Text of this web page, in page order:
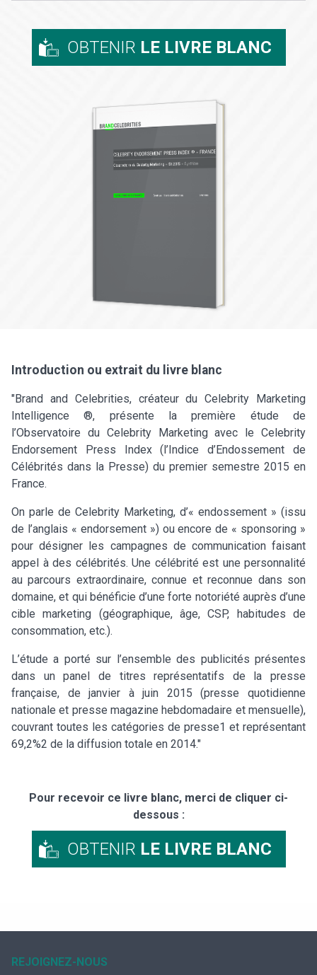
OBTENIR LE LIVRE BLANC
Introduction ou extrait du livre blanc
"Brand and Celebrities, créateur du Celebrity Marketing
Intelligence ®, présente la première étude de
l’Observatoire du Celebrity Marketing avec le Celebrity
Endorsement Press Index (l’Indice d’Endossement de
Célébrités dans la Presse) du premier semestre 2015 en
France.
On parle de Celebrity Marketing, d’« endossement » (issu
de l’anglais « endorsement ») ou encore de « sponsoring »
pour désigner les campagnes de communication faisant
appel à des célébrités. Une célébrité est une personnalité
au parcours extraordinaire, connue et reconnue dans son
domaine, et qui bénéficie d’une forte notoriété auprès d’une
cible marketing (géographique, âge, CSP, habitudes de
consommation, etc.).
L’étude a porté sur l’ensemble des publicités présentes
dans un panel de titres représentatifs de la presse
française, de janvier à juin 2015 (presse quotidienne
nationale et presse magazine hebdomadaire et mensuelle),
couvrant toutes les catégories de presse1 et représentant
69,2%2 de la diffusion totale en 2014."
Pour recevoir ce livre blanc, merci de cliquer ci-
dessous :
OBTENIR LE LIVRE BLANC
REJOIGNEZ-NOUS